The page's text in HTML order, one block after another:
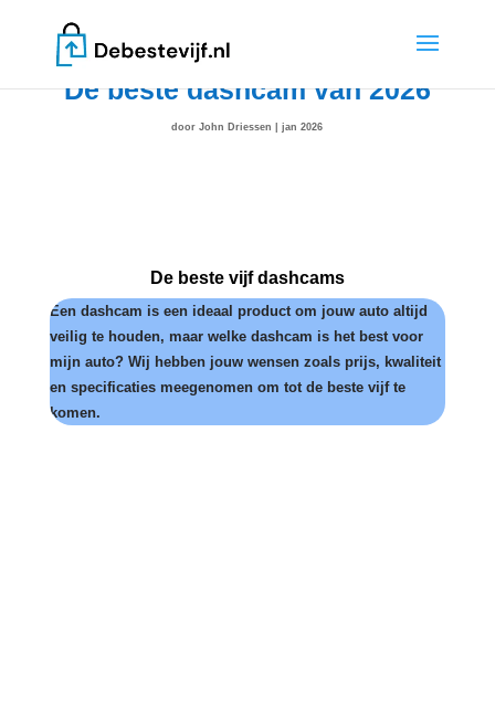
De beste dashcam van 2026
doorJohn Driessen |jan 2026
De beste vijf dashcams
Een dashcam is een ideaal product om jouw auto altijd
veilig te houden, maar welke dashcam is het best voor
mijn auto? Wij hebben jouw wensen zoals prijs, kwaliteit
en specificaties meegenomen om tot de beste vijf te
komen.